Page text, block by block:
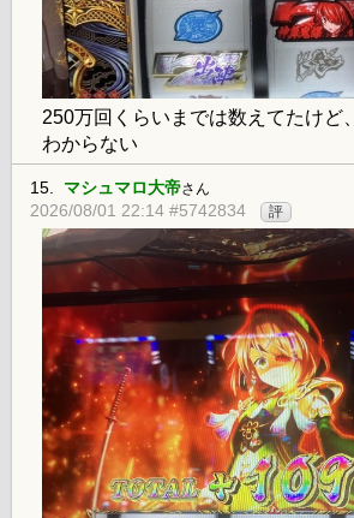
250万回くらいまでは数えてたけど
わからない
15. マシュマロ大帝さん
2026/08/01 22:14 #5742834 評